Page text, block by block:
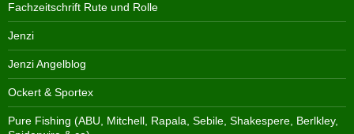
Fachzeitschrift Rute und Rolle
Jenzi
Jenzi Angelblog
Ockert & Sportex
Pure Fishing (ABU, Mitchell, Rapala, Sebile, Shakespere, Berlkley,